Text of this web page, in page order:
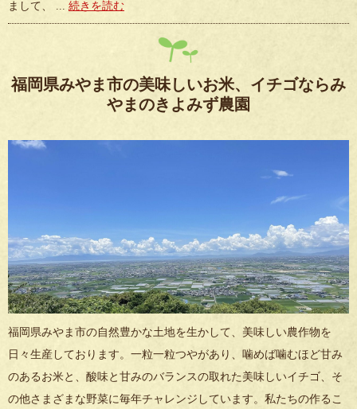
まして、 ... 続きを読む
福岡県みやま市の美味しいお米、イチゴならみ
やまのきよみず農園
福岡県みやま市の自然豊かな土地を生かして、美味しい農作物を
日々生産しております。一粒一粒つやがあり、噛めば噛むほど甘み
のあるお米と、酸味と甘みのバランスの取れた美味しいイチゴ、そ
の他さまざまな野菜に毎年チャレンジしています。私たちの作るこ